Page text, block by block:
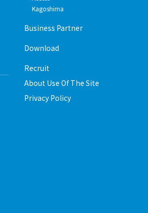
Kagoshima
Business Partner
Download
Recruit
About Use Of The Site
Privacy Policy